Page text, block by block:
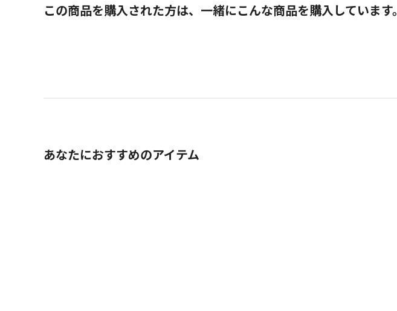
この商品を購入された方は、一緒にこんな商品を購入しています。
あなたにおすすめのアイテム